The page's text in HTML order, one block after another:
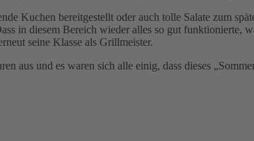
Kuchen bereitgestellt oder auch tolle Salate zum
in diesem Bereich wieder alles so gut
seine Klasse als Grillmeister.
aus und es waren sich alle einig, dass dieses